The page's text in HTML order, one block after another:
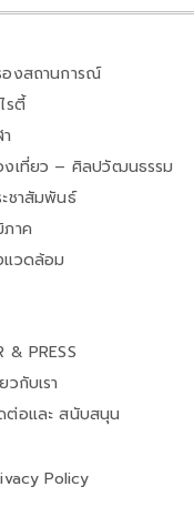
องสถานการณ์
รตี้
งเที่ยว – ศิลปวัฒนธรรม
ชาสัมพันธ์
าค
แวดล้อม
& PRESS
วกับเรา
ต่อและ สนับสนุน
Policy